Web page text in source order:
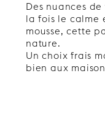
Des nuances
la fois le calme
mousse, cette
nature.
Un choix frais
bien aux